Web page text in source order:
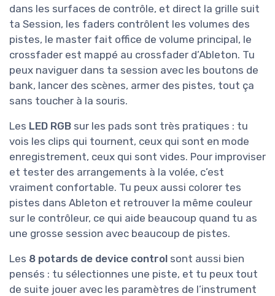
dans les surfaces de contrôle, et direct la grille suit
ta Session, les faders contrôlent les volumes des
pistes, le master fait office de volume principal, le
crossfader est mappé au crossfader d’Ableton. Tu
peux naviguer dans ta session avec les boutons de
bank, lancer des scènes, armer des pistes, tout ça
sans toucher à la souris.
Les LED RGB sur les pads sont très pratiques : tu
vois les clips qui tournent, ceux qui sont en mode
enregistrement, ceux qui sont vides. Pour improviser
et tester des arrangements à la volée, c’est
vraiment confortable. Tu peux aussi colorer tes
pistes dans Ableton et retrouver la même couleur
sur le contrôleur, ce qui aide beaucoup quand tu as
une grosse session avec beaucoup de pistes.
Les 8 potards de device control sont aussi bien
pensés : tu sélectionnes une piste, et tu peux tout
de suite jouer avec les paramètres de l’instrument